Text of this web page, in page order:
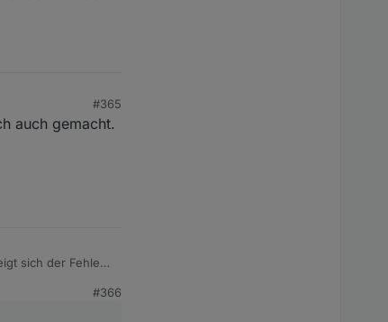
#365
auch gemacht.
sich der Fehler
dann tritt der
#366